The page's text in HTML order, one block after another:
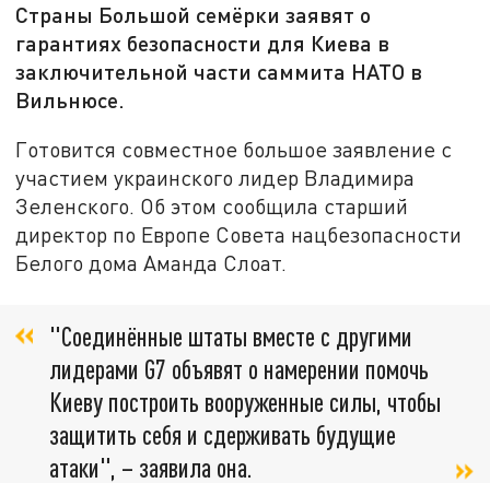
Страны Большой семёрки заявят о
гарантиях безопасности для Киева в
заключительной части саммита НАТО в
Вильнюсе.
Готовится совместное большое заявление с
участием украинского лидер Владимира
Зеленского. Об этом сообщила старший
директор по Европе Совета нацбезопасности
Белого дома Аманда Слоат.
"Соединённые штаты вместе с другими
лидерами G7 объявят о намерении помочь
Киеву построить вооруженные силы, чтобы
защитить себя и сдерживать будущие
атаки", – заявила она.